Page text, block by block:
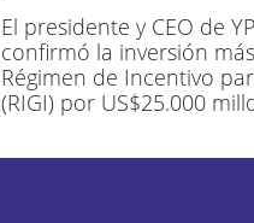
El presidente y CEO de
confirmó la inversión
Régimen de Incentivo
(RIGI) por US$25.000